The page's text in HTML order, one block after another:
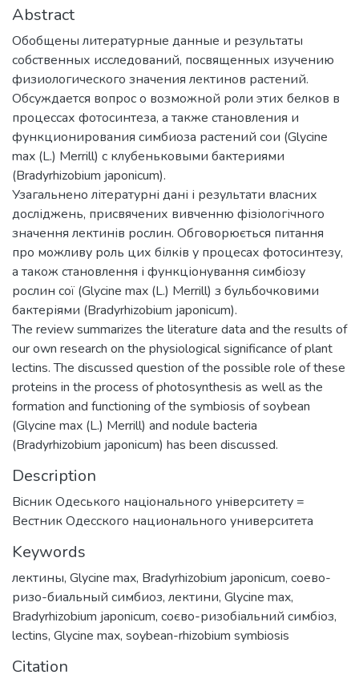
Abstract
Обобщены литературные данные и результаты
собственных исследований, посвященных изучению
физиологического значения лектинов растений.
Обсуждается вопрос о возможной роли этих белков в
процессах фотосинтеза, а также становления и
функционирования симбиоза растений сои (Glycine
max (L.) Merrill) с клубеньковыми бактериями
(Bradyrhizobium japonicum).
Узагальнено літературні дані і результати власних
досліджень, присвячених вивченню фізіологічного
значення лектинів рослин. Обговорюється питання
про можливу роль цих білків у процесах фотосинтезу,
а також становлення і функціонування симбіозу
рослин сої (Glycine max (L.) Merrill) з бульбочковими
бактеріями (Bradyrhizobium japonicum).
The review summarizes the literature data and the results of
our own research on the physiological significance of plant
lectins. The discussed question of the possible role of these
proteins in the process of photosynthesis as well as the
formation and functioning of the symbiosis of soybean
(Glycine max (L.) Merrill) and nodule bacteria
(Bradyrhizobium japonicum) has been discussed.
Description
Вiсник Одеського нацiонального унiверситету =
Вестник Одесского национального университета
Keywords
лектины, Glycine max, Bradyrhizobium japonicum, соево-
ризо-биальный симбиоз, лектини, Glycine max,
Bradyrhizobium japonicum, соєво-ризобіальний симбіоз,
lectins, Glycine max, soybean-rhizobium symbiosis
Citation